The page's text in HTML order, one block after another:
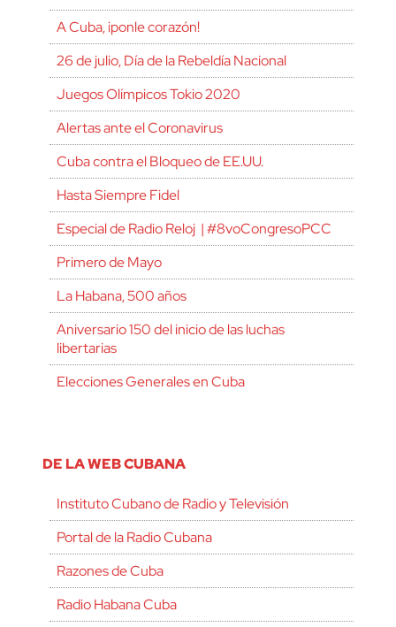
A Cuba, ¡ponle corazón!
26 de julio, Día de la Rebeldía Nacional
Juegos Olímpicos Tokio 2020
Alertas ante el Coronavirus
Cuba contra el Bloqueo de EE.UU.
Hasta Siempre Fidel
Especial de Radio Reloj | #8voCongresoPCC
Primero de Mayo
La Habana, 500 años
Aniversario 150 del inicio de las luchas
libertarias
Elecciones Generales en Cuba
DE LA WEB CUBANA
Instituto Cubano de Radio y Televisión
Portal de la Radio Cubana
Razones de Cuba
Radio Habana Cuba